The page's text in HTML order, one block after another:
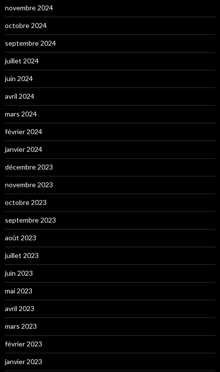
novembre 2024
octobre 2024
septembre 2024
juillet 2024
juin 2024
avril 2024
mars 2024
février 2024
janvier 2024
décembre 2023
novembre 2023
octobre 2023
septembre 2023
août 2023
juillet 2023
juin 2023
mai 2023
avril 2023
mars 2023
février 2023
janvier 2023